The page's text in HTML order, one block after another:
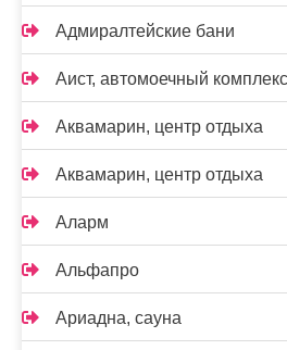
Адмиралтейские бани
Аист, автомоечный комплекс
Аквамарин, центр отдыха
Аквамарин, центр отдыха
Аларм
Альфапро
Ариадна, сауна